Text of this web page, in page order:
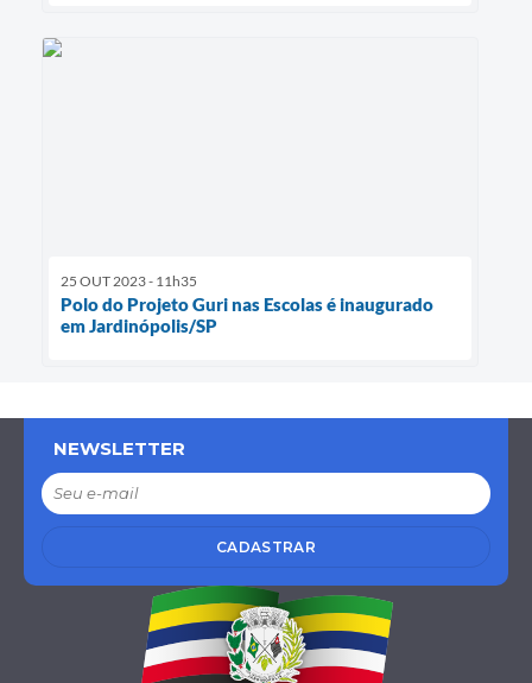
25 OUT 2023 - 11h35
Polo do Projeto Guri nas Escolas é inaugurado
em Jardinópolis/SP
NEWSLETTER
CADASTRAR